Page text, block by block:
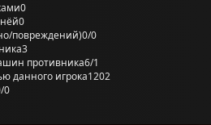
0
0
повреждений)0/0
3
противника6/1
данного игрока1202
0